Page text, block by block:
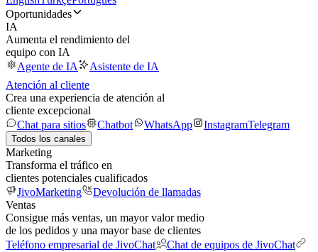
Oportunidades
IA
Aumenta el rendimiento del
equipo con IA
Agente de IA
Asistente de IA
Atención al cliente
Crea una experiencia de atención al
cliente excepcional
Chat para sitios
Chatbot WhatsApp InstagramTelegram
Todos los canales
Marketing
Transforma el tráfico en
clientes potenciales cualificados
JivoMarketing
Devolución de llamadas
Ventas
Consigue más ventas, un mayor valor medio
de los pedidos y una mayor base de clientes
Teléfono empresarial de JivoChat
Chat de equipos de JivoChat